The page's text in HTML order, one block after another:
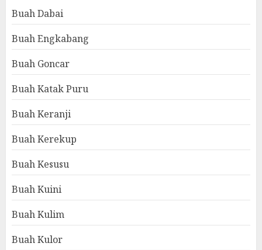
Buah Dabai
Buah Engkabang
Buah Goncar
Buah Katak Puru
Buah Keranji
Buah Kerekup
Buah Kesusu
Buah Kuini
Buah Kulim
Buah Kulor